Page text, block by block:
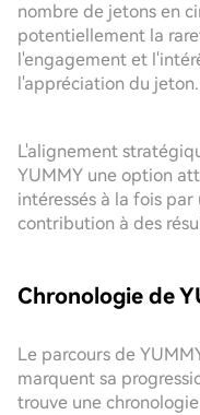
nombre de jetons en
potentiellement la
l'engagement et
l'appréciation du jeton.
L'alignement
YUMMY une option
intéressés à la fois
contribution à des
Chronologie de
Le parcours de
marquent sa
trouve une